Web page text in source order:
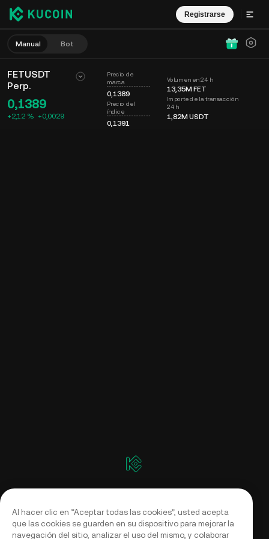
Registrarse
Manual Bot
FETUSDT
Perp.
0,1389
+2,12 % +0,0029
Precio de
marca
0,1389
Precio del
índice
0,1391
Volumen en 24 h
13,35M FET
Importe de la transacción
24 h
1,82M USDT
Al hacer clic en “Aceptar todas las cookies”, usted acepta
que las cookies se guarden en su dispositivo para mejorar la
navegación del sitio, analizar el uso del mismo, y colaborar